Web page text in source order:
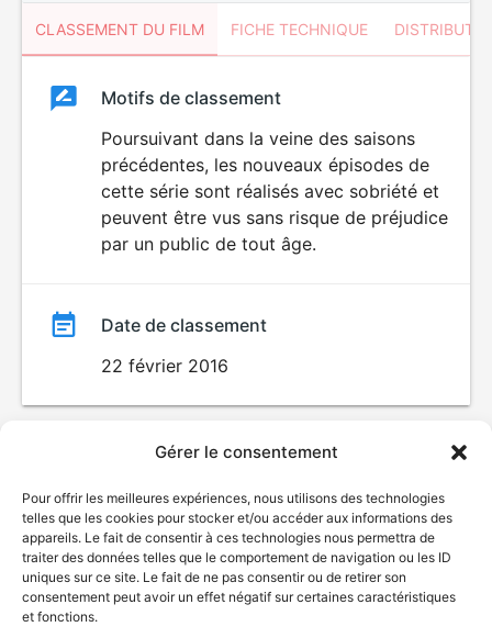
Gérer le consentement
Pour offrir les meilleures expériences, nous utilisons des technologies
telles que les cookies pour stocker et/ou accéder aux informations des
appareils. Le fait de consentir à ces technologies nous permettra de
traiter des données telles que le comportement de navigation ou les ID
uniques sur ce site. Le fait de ne pas consentir ou de retirer son
consentement peut avoir un effet négatif sur certaines caractéristiques
et fonctions.
CLASSEMENT DU FILM FICHE TECHNIQUE
ClassementClassement
Motifs de classement
Poursuivant dans la veine des saisons
précédentes, les nouveaux épisodes de
cette série sont réalisés avec sobriété et
peuvent être vus sans risque de préjudice
par un public de tout âge.
Date de classement
22 février 2016